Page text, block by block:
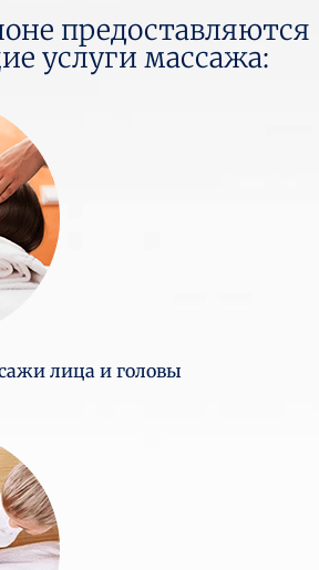
предоставляются
услуги массажа:
лица и головы